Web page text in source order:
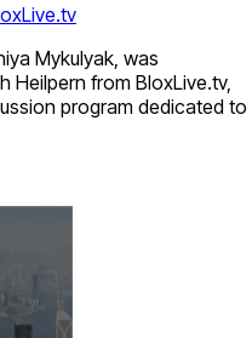
Mykulyak, was
Heilpern from BloxLive.tv,
program dedicated to